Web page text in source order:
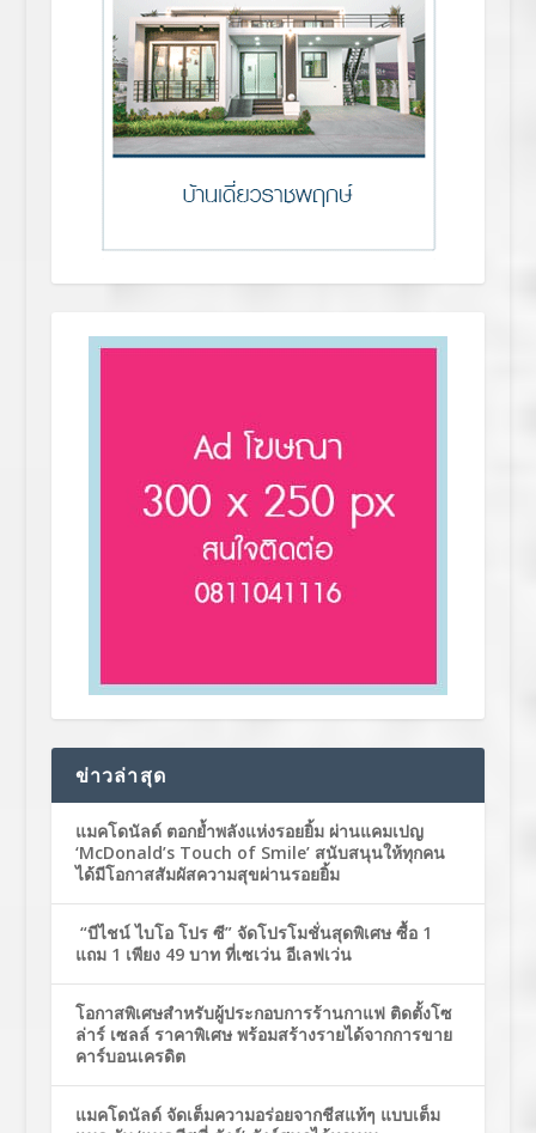
ข่าวล่าสุด
แมคโดนัลด์ ตอกย้ำพลังแห่งรอยยิ้ม ผ่านแคมเปญ
‘McDonald’s Touch of Smile’ สนับสนุนให้ทุกคน
ได้มีโอกาสสัมผัสความสุขผ่านรอยยิ้ม
“บีไชน์ ไบโอ โปร ซี” จัดโปรโมชั่นสุดพิเศษ ซื้อ 1
แถม 1 เพียง 49 บาท ที่เซเว่น อีเลฟเว่น
โอกาสพิเศษสำหรับผู้ประกอบการร้านกาแฟ ติดตั้งโซ
ล่าร์ เซลล์ ราคาพิเศษ พร้อมสร้างรายได้จากการขาย
คาร์บอนเครดิต
แมคโดนัลด์ จัดเต็มความอร่อยจากชีสแท้ๆ แบบเต็ม